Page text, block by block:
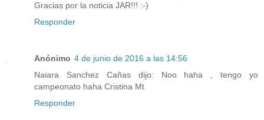
Gracias por la noticia JAR!!! :-)
Responder
Anónimo 4 de junio de 2016 a las 14:56
Naiara Sanchez Cañas dijo: Noo haha , tengo yo
campeonato haha Cristina Mt
Responder